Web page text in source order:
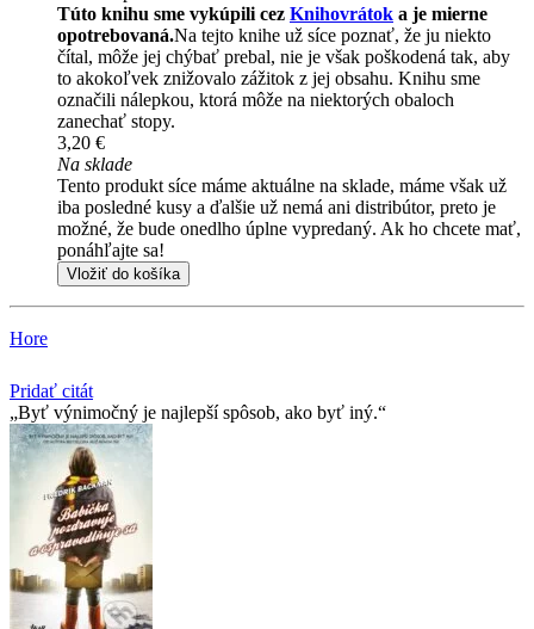
Túto knihu sme vykúpili cez Knihovrátok a je mierne
opotrebovaná.Na tejto knihe už síce poznať, že ju niekto
čítal, môže jej chýbať prebal, nie je však poškodená tak, aby
to akokoľvek znižovalo zážitok z jej obsahu. Knihu sme
označili nálepkou, ktorá môže na niektorých obaloch
zanechať stopy.
3,20 €
Na sklade
Tento produkt síce máme aktuálne na sklade, máme však už
iba posledné kusy a ďalšie už nemá ani distribútor, preto je
možné, že bude onedlho úplne vypredaný. Ak ho chcete mať,
ponáhľajte sa!
Vložiť do košíka
Hore
Pridať citát
Byť výnimočný je najlepší spôsob, ako byť iný.